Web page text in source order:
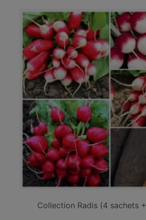
Collection Radis (4 sachets